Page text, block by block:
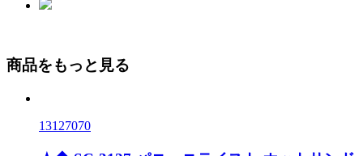
商品をもっと見る
13127070